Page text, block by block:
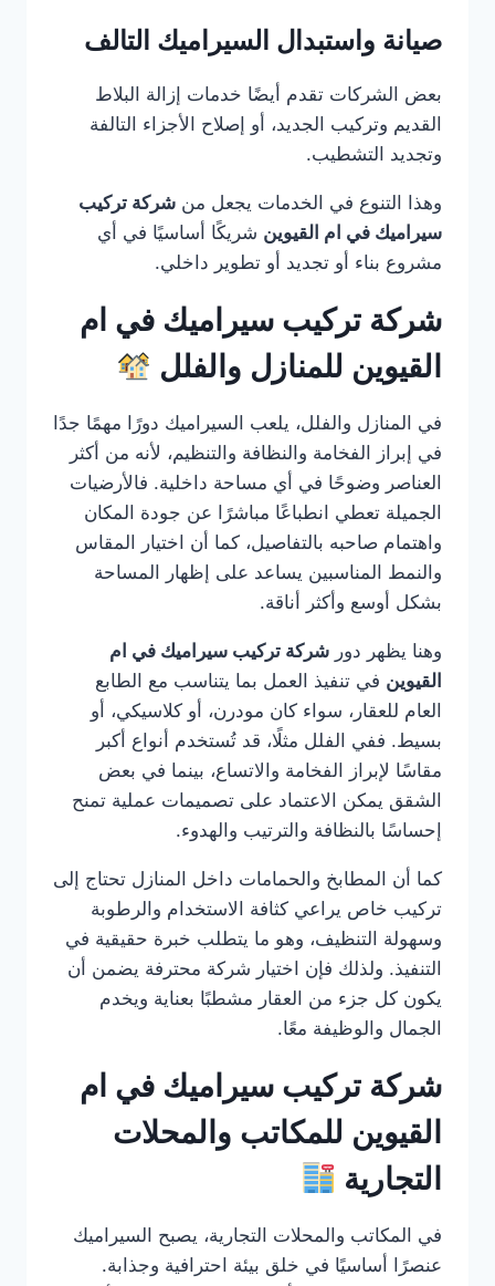
صيانة واستبدال السيراميك التالف
بعض الشركات تقدم أيضًا خدمات إزالة البلاط
القديم وتركيب الجديد، أو إصلاح الأجزاء التالفة
وتجديد التشطيب.
وهذا التنوع في الخدمات يجعل من شركة تركيب
سيراميك في ام القيوين شريكًا أساسيًا في أي
مشروع بناء أو تجديد أو تطوير داخلي.
شركة تركيب سيراميك في ام
القيوين للمنازل والفلل
في المنازل والفلل، يلعب السيراميك دورًا مهمًا جدًا
في إبراز الفخامة والنظافة والتنظيم، لأنه من أكثر
العناصر وضوحًا في أي مساحة داخلية. فالأرضيات
الجميلة تعطي انطباعًا مباشرًا عن جودة المكان
واهتمام صاحبه بالتفاصيل، كما أن اختيار المقاس
والنمط المناسبين يساعد على إظهار المساحة
بشكل أوسع وأكثر أناقة.
وهنا يظهر دور شركة تركيب سيراميك في ام
القيوين في تنفيذ العمل بما يتناسب مع الطابع
العام للعقار، سواء كان مودرن، أو كلاسيكي، أو
بسيط. ففي الفلل مثلًا، قد تُستخدم أنواع أكبر
مقاسًا لإبراز الفخامة والاتساع، بينما في بعض
الشقق يمكن الاعتماد على تصميمات عملية تمنح
إحساسًا بالنظافة والترتيب والهدوء.
كما أن المطابخ والحمامات داخل المنازل تحتاج إلى
تركيب خاص يراعي كثافة الاستخدام والرطوبة
وسهولة التنظيف، وهو ما يتطلب خبرة حقيقية في
التنفيذ. ولذلك فإن اختيار شركة محترفة يضمن أن
يكون كل جزء من العقار مشطبًا بعناية ويخدم
الجمال والوظيفة معًا.
شركة تركيب سيراميك في ام
القيوين للمكاتب والمحلات
التجارية
في المكاتب والمحلات التجارية، يصبح السيراميك
عنصرًا أساسيًا في خلق بيئة احترافية وجذابة.